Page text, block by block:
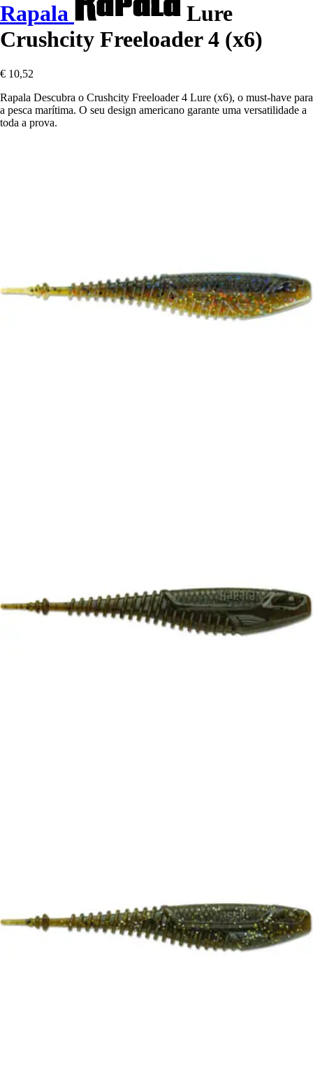
Rapala
Lure
Crushcity Freeloader 4 (x6)
€ 10,52
Rapala Descubra o Crushcity Freeloader 4 Lure (x6), o must-have para
a pesca marítima. O seu design americano garante uma versatilidade a
toda a prova.